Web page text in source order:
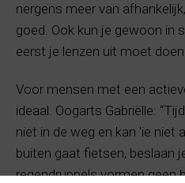
nergens meer van
goed. Ook kun je gewoon in
eerst je lenzen uit moet doen
Voor mensen met een
ideaal. Oogarts Gabriëlle:
niet in de weg en kan 'ie niet
buiten gaat fietsen, beslaan
regendruppels vormen geen